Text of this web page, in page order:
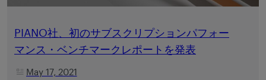
PIANO社、初のサブスクリプションパフォー
マンス・ベンチマークレポートを発表
May 17, 2021